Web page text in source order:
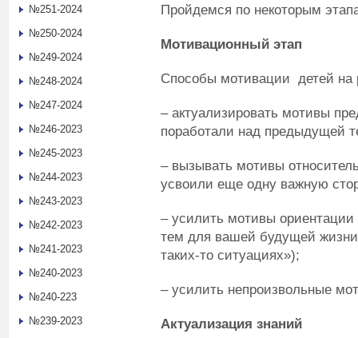
Пройдемся по некоторым
Мотивационный этап
Способы мотивации детей на
– актуализировать мотивы
поработали над предыдущей
– вызывать мотивы
усвоили еще одну важную
– усилить мотивы
тем для вашей будущей
таких-то ситуациях»);
– усилить непроизвольные
Актуализация знаний
№251-2024
№250-2024
№249-2024
№248-2024
№247-2024
№246-2023
№245-2023
№244-2023
№243-2023
№242-2023
№241-2023
№240-2023
№240-223
№239-2023